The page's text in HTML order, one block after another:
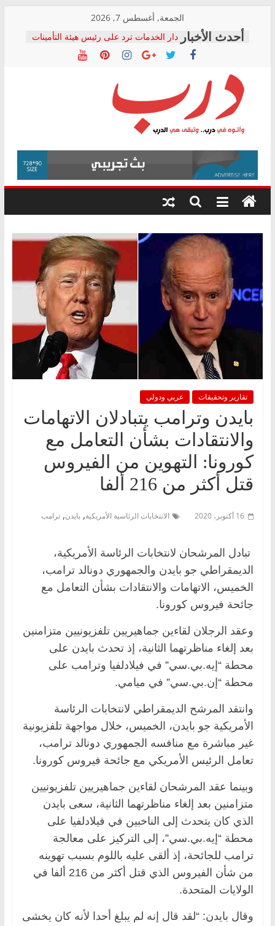
content
الجمعة, أغسطس 7, 2026
دار الخدمات ترد على رئيس هيئة التأمينات
بعد مؤتمره الصحفي: إنكار الأزمة لا ينهي
معاناة أصحاب المعاشات.. ونطالب بكشف
فرحات سليمان يكتب: القطاع الصحي إلى
أين؟
حزب التحالف الشعبي يطلق لجنة “الحق
في الصحة” بالإسكندرية لرصد الانتهاكات
ودعم المرضى
الوزاري لمدينة الصحفيين.. وانتهاء أعمال
إنشاء المبنى الإداري
المجلس القومي لحقوق الإنسان يعلن
متابعة قضية الدكتور محمد زهران.. ويؤكد:
قرينة البراءة وضمانات المحاكمة العادلة
درب
وأتوه
درب..
وتبقى
هي
تقارير وتحقيقات عربي ودولي
بايدن وترامب يتبادلان الاتهامات
والانتقادات بشأن التعامل مع
كورونا: التهوين من الفيروس
قتل أكثر من 216 ألفا
16 أكتوبر، 2020 الانتخابات الرئاسية الأمريكية, بايدن, ترامب
تبادل المرشحان لانتخابات الرئاسة الأمريكية،
الديمقراطي جو بايدن والجمهوري دونالد ترامب،
الخميس، الاتهامات والانتقادات بشأن التعامل مع
جائحة فيروس كورونا.
وعقد الرجلان لقاءين جماهيريين تلفزيونيين متزامنين
بعد إلغاء مناظرتهما الثانية، إذ تحدث بايدن على
محطة “إيه.بي.سي” في فيلادلفيا وترامب على
محطة “إن.بي.سي” في ميامي.
وانتقد المرشح الديمقراطي لانتخابات الرئاسة
الأمريكية جو بايدن، الخميس، خلال مواجهة تلفزيونية
غير مباشرة مع منافسه الجمهوري دونالد ترامب،
تعامل الرئيس الأمريكي مع جائحة فيروس كورونا.
وبينما عقد المرشحان لقاءين جماهيريين تلفزيونيين
متزامنين بعد إلغاء مناظرتهما الثانية، سعى بايدن
الذي كان يتحدث إلى الناخبين في فيلادلفيا على
محطة “إيه.بي.سي”، إلى التركيز على معالجة
ترامب للجائحة، إذ ألقى عليه باللوم بسبب تهوينه
من شأن الفيروس الذي قتل أكثر من 216 ألفا في
الولايات المتحدة.
وقال بايدن: “لقد قال إنه لم يبلغ أحدا لأنه كان يخشى